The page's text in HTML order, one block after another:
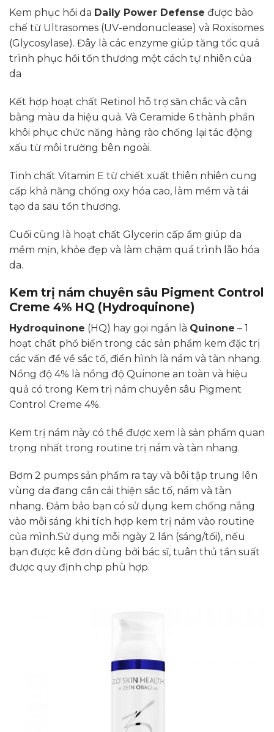
Kem phục hồi da Daily Power Defense được bào
chế từ Ultrasomes (UV-endonuclease) và Roxisomes
(Glycosylase). Đây là các enzyme giúp tăng tốc quá
trình phục hồi tổn thương một cách tự nhiên của
da
Kết hợp hoạt chất Retinol hỗ trợ săn chắc và cân
bằng màu da hiệu quả. Và Ceramide 6 thành phần
khôi phục chức năng hàng rào chống lại tác động
xấu từ môi trường bên ngoài.
Tinh chất Vitamin E từ chiết xuất thiên nhiên cung
cấp khả năng chống oxy hóa cao, làm mềm và tái
tạo da sau tổn thương.
Cuối cùng là hoạt chất Glycerin cấp ẩm giúp da
mềm mịn, khỏe đẹp và làm chậm quá trình lão hóa
da.
Kem trị nám chuyên sâu Pigment Control
Creme 4% HQ (Hydroquinone)
Hydroquinone (HQ) hay gọi ngắn là Quinone – 1
hoạt chất phổ biến trong các sản phẩm kem đặc trị
các vấn đề về sắc tố, điển hình là nám và tàn nhang.
Nồng độ 4% là nồng độ Quinone an toàn và hiệu
quả có trong Kem trị nám chuyên sâu Pigment
Control Creme 4%.
Kem trị nám này có thể được xem là sản phẩm quan
trọng nhất trong routine trị nám và tàn nhang.
Bơm 2 pumps sản phẩm ra tay và bôi tập trung lên
vùng da đang cần cải thiện sắc tố, nám và tàn
nhang. Đảm bảo bạn có sử dụng kem chống nắng
vào mỗi sáng khi tích hợp kem trị nám vào routine
của mình.Sử dụng mỗi ngày 2 lần (sáng/tối), nếu
bạn được kê đơn dùng bởi bác sĩ, tuân thủ tần suất
được quy định chp phù hợp.